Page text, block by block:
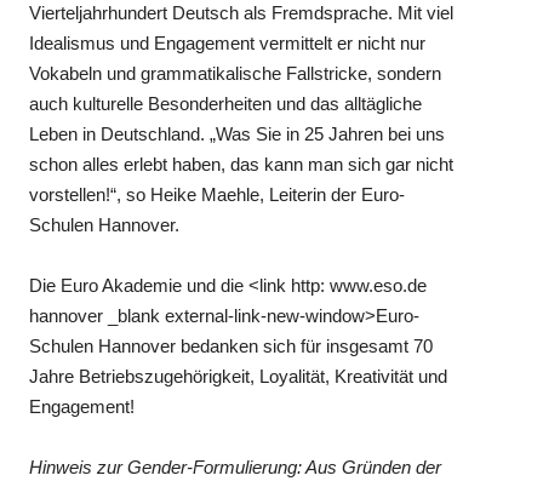
Vierteljahrhundert Deutsch als Fremdsprache. Mit viel
Idealismus und Engagement vermittelt er nicht nur
Vokabeln und grammatikalische Fallstricke, sondern
auch kulturelle Besonderheiten und das alltägliche
Leben in Deutschland. „Was Sie in 25 Jahren bei uns
schon alles erlebt haben, das kann man sich gar nicht
vorstellen!“, so Heike Maehle, Leiterin der Euro-
Schulen Hannover.
Die Euro Akademie und die <link http: www.eso.de
hannover _blank external-link-new-window>Euro-
Schulen Hannover bedanken sich für insgesamt 70
Jahre Betriebszugehörigkeit, Loyalität, Kreativität und
Engagement!
Hinweis zur Gender-Formulierung: Aus Gründen der